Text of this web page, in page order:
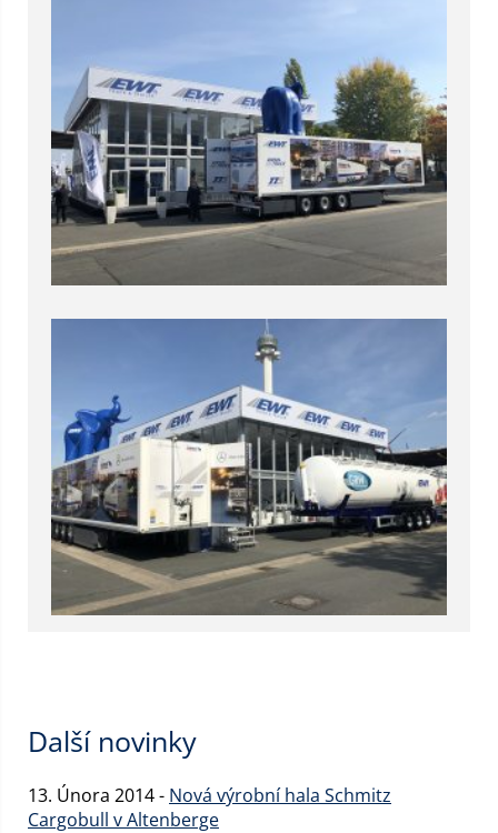
Další novinky
13. Února 2014 - Nová výrobní hala Schmitz
Cargobull v Altenberge